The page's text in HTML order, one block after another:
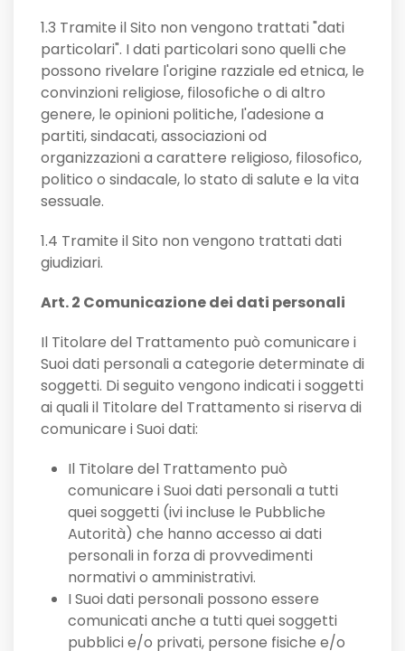
1.3 Tramite il Sito non vengono trattati "dati
particolari". I dati particolari sono quelli che
possono rivelare l'origine razziale ed etnica, le
convinzioni religiose, filosofiche o di altro
genere, le opinioni politiche, l'adesione a
partiti, sindacati, associazioni od
organizzazioni a carattere religioso, filosofico,
politico o sindacale, lo stato di salute e la vita
sessuale.
1.4 Tramite il Sito non vengono trattati dati
giudiziari.
Art. 2 Comunicazione dei dati personali
Il Titolare del Trattamento può comunicare i
Suoi dati personali a categorie determinate di
soggetti. Di seguito vengono indicati i soggetti
ai quali il Titolare del Trattamento si riserva di
comunicare i Suoi dati:
Il Titolare del Trattamento può
comunicare i Suoi dati personali a tutti
quei soggetti (ivi incluse le Pubbliche
Autorità) che hanno accesso ai dati
personali in forza di provvedimenti
normativi o amministrativi.
I Suoi dati personali possono essere
comunicati anche a tutti quei soggetti
pubblici e/o privati, persone fisiche e/o